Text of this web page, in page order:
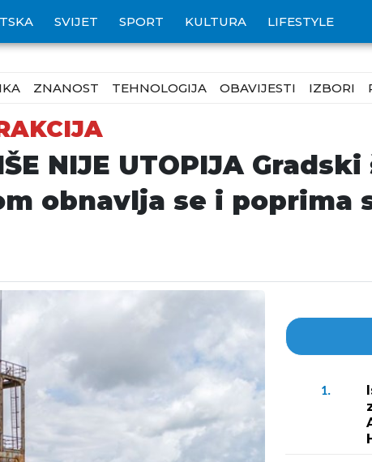
SVIJET SPORT KULTURA LIFESTYLE
ZNANOST TEHNOLOGIJA OBAVIJESTI IZBORI
NIJE UTOPIJA
obnavlja se i poprima
1.